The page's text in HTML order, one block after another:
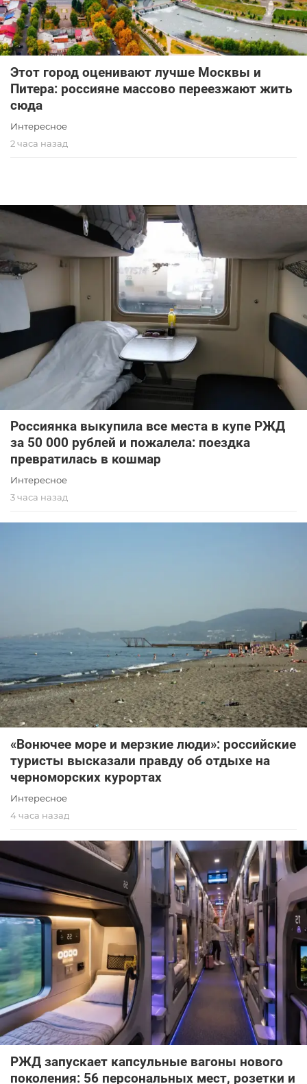
Этот город оценивают лучше Москвы и
Питера: россияне массово переезжают жить
сюда
Интересное
2 часа назад
Россиянка выкупила все места в купе РЖД
за 50 000 рублей и пожалела: поездка
превратилась в кошмар
Интересное
3 часа назад
«Вонючее море и мерзкие люди»: российские
туристы высказали правду об отдыхе на
черноморских курортах
Интересное
4 часа назад
РЖД запускает капсульные вагоны нового
поколения: 56 персональных мест, розетки и